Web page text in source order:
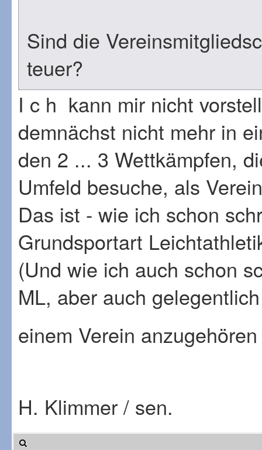
Sind die
teuer?
I c h kann mir nicht
demnächst nicht mehr in
den 2 ... 3 Wettkämpfen,
Umfeld besuche, als
Das ist - wie ich schon
Grundsportart
(Und wie ich auch schon
ML, aber auch
einem Verein
H. Klimmer / sen.